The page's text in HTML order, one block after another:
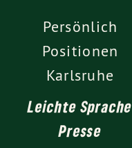
Persönlich
Positionen
Karlsruhe
Leichte Sprache
Presse